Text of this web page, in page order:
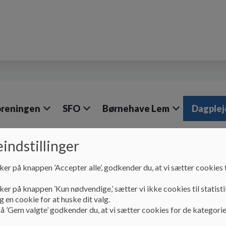
SFO Børnehave Lem
Dagplejen
Velkommen til
Velling, Lem
på knappen ’Accepter alle’, godkender du, at vi sætter
på knappen ’Kun nødvendige,’ sætter vi ikke cookies til
en cookie for at huske dit valg.
’Gem valgte’ godkender du, at vi sætter cookies for de